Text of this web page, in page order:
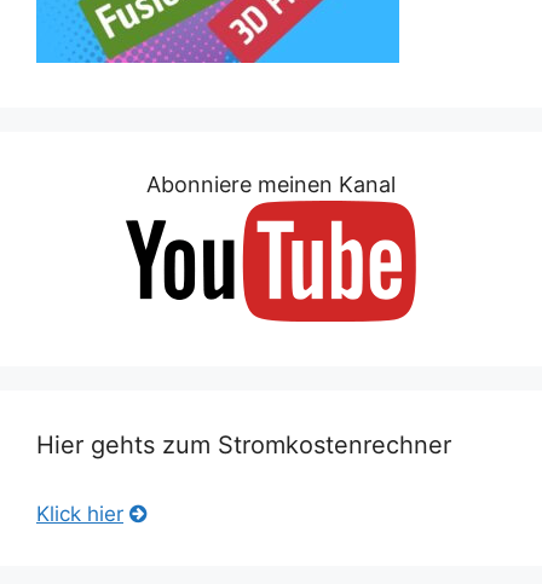
Abonniere meinen Kanal
Hier gehts zum Stromkostenrechner
Klick hier